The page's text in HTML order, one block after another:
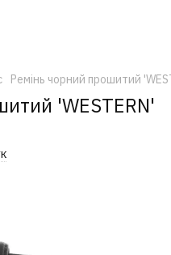
Ремінь чорний прошитий
'WESTERN'